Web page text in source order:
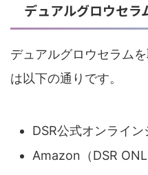
デュアルグロウセラ
デュアルグロウセラム
は以下の通りです。
DSR公式オンライン
Amazon（DSR